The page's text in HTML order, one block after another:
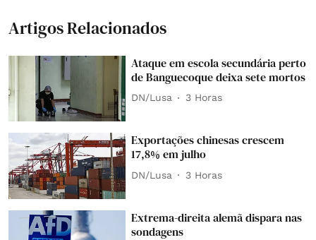
Artigos Relacionados
Ataque em escola secundária perto
de Banguecoque deixa sete mortos
DN/Lusa 3 Horas
Exportações chinesas crescem
17,8% em julho
DN/Lusa 3 Horas
Extrema-direita alemã dispara nas
sondagens